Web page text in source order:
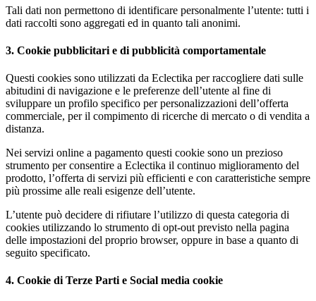
Tali dati non permettono di identificare personalmente l’utente: tutti i
dati raccolti sono aggregati ed in quanto tali anonimi.
3. Cookie pubblicitari e di pubblicità comportamentale
Questi cookies sono utilizzati da Eclectika per raccogliere dati sulle
abitudini di navigazione e le preferenze dell’utente al fine di
sviluppare un profilo specifico per personalizzazioni dell’offerta
commerciale, per il compimento di ricerche di mercato o di vendita a
distanza.
Nei servizi online a pagamento questi cookie sono un prezioso
strumento per consentire a Eclectika il continuo miglioramento del
prodotto, l’offerta di servizi più efficienti e con caratteristiche sempre
più prossime alle reali esigenze dell’utente.
L’utente può decidere di rifiutare l’utilizzo di questa categoria di
cookies utilizzando lo strumento di opt-out previsto nella pagina
delle impostazioni del proprio browser, oppure in base a quanto di
seguito specificato.
4. Cookie di Terze Parti e Social media cookie